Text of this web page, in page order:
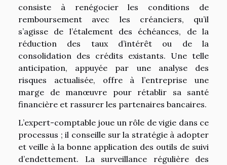
consiste à renégocier les conditions de
remboursement avec les créanciers, qu’il
s’agisse de l’étalement des échéances, de la
réduction des taux d’intérêt ou de la
consolidation des crédits existants. Une telle
anticipation, appuyée par une analyse des
risques actualisée, offre à l’entreprise une
marge de manœuvre pour rétablir sa santé
financière et rassurer les partenaires bancaires.
L’expert-comptable joue un rôle de vigie dans ce
processus ; il conseille sur la stratégie à adopter
et veille à la bonne application des outils de suivi
d’endettement. La surveillance régulière des